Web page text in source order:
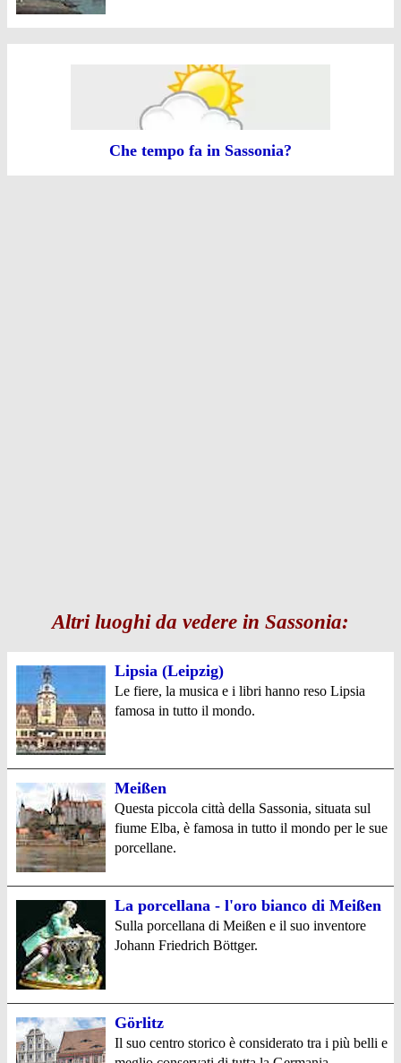
Che tempo fa in Sassonia?
Altri luoghi da vedere in Sassonia:
Lipsia (Leipzig)
Le fiere, la musica e i libri hanno reso Lipsia
famosa in tutto il mondo.
Meißen
Questa piccola città della Sassonia, situata sul
fiume Elba, è famosa in tutto il mondo per le sue
porcellane.
La porcellana - l'oro bianco di Meißen
Sulla porcellana di Meißen e il suo inventore
Johann Friedrich Böttger.
Görlitz
Il suo centro storico è considerato tra i più belli e